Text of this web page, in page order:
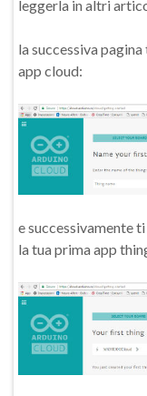
leggerla in altri
la successiva
app cloud:
e successivamente
la tua prima app